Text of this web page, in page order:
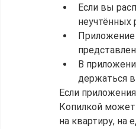
Если вы
неучтённых
В
держаться
Если
Копилкой может
на квартиру, на